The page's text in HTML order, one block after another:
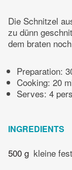
Die Schnitzel
zu dünn
dem braten
Preparation:
Cooking: 20
Serves: 4
INGREDIENTS
500 g kleine